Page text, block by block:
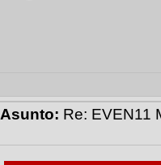
Asunto: Re: EVEN11